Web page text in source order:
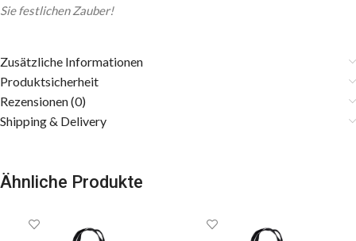
Sie festlichen Zauber!
Zusätzliche Informationen
Produktsicherheit
Rezensionen (0)
Shipping & Delivery
Ähnliche Produkte